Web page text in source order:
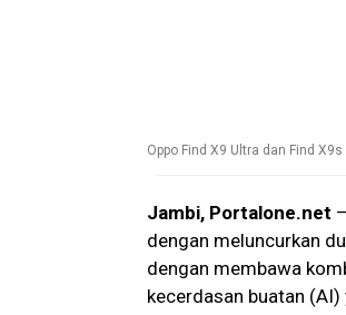
Oppo Find X9 Ultra dan Find
Jambi, Portalone.net –
dengan meluncurkan
dengan membawa
kecerdasan buatan